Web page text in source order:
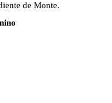
de Monte.